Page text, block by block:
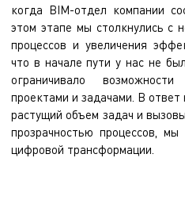
когда BIM-отдел компании
этом этапе мы столкнулись с
процессов и увеличения
что в начале пути у нас не
ограничивало
проектами и задачами. В ответ
растущий объем задач и
прозрачностью процессов,
цифровой трансформации.